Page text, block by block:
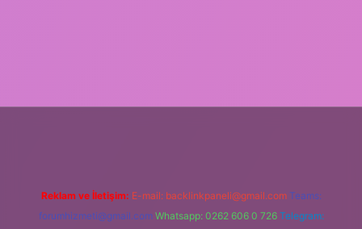
Reklam ve İletişim: E-mail: backlinkpaneli@gmail.com Teams:
forumhizmeti@gmail.com Whatsapp: 0262 606 0 726 Telegram: